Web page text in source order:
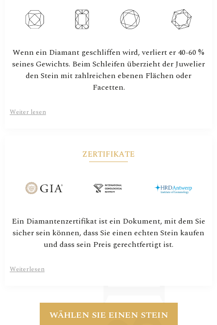
Wenn ein Diamant geschliffen wird, verliert er 40-60 %
seines Gewichts. Beim Schleifen überzieht der Juwelier
den Stein mit zahlreichen ebenen Flächen oder
Facetten.
Weiter lesen
ZERTIFIKATE
Ein Diamantenzertifikat ist ein Dokument, mit dem Sie
sicher sein können, dass Sie einen echten Stein kaufen
und dass sein Preis gerechtfertigt ist.
Weiterlesen
WÄHLEN SIE EINEN STEIN